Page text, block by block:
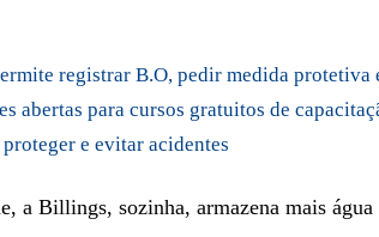
registrar B.O, pedir medida protetiva
abertas para cursos gratuitos de
e evitar acidentes
a Billings, sozinha, armazena mais